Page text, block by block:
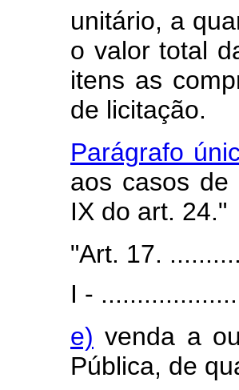
unitário, a
o valor total
itens as
de licitação.
Parágrafo
aos casos de
IX do art. 24."
"Art. 17.
I -
e) venda a
Pública, de